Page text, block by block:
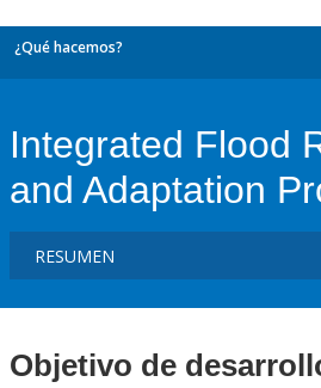
¿Qué hacemos?
Integrated Flood
and Adaptation
Objetivo de